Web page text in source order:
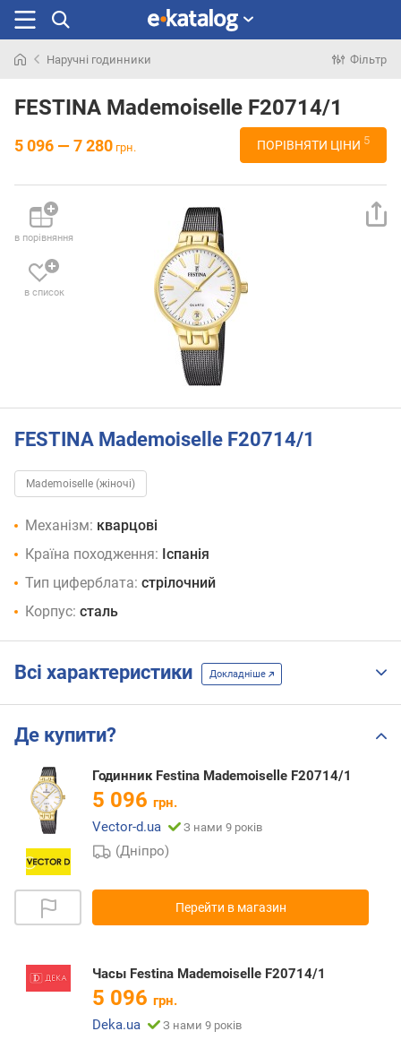
раніше
Наручні годинники Фільтр
FESTINA Mademoiselle F20714/1
5 096 — 7 280 грн. ПОРІВНЯТИ ЦІНИ 5
в порівняння
в список
FESTINA Mademoiselle F20714/1
Mademoiselle (жіночі)
Механізм: кварцові
Країна походження: Іспанія
Тип циферблата: стрілочний
Корпус: сталь
Всі характеристики Докладніше
Де купити?
Годинник Festina Mademoiselle F20714/1
5 096 грн.
Vector-d.ua
З нами 9 років
(Дніпро)
Перейти в магазин
Часы Festina Mademoiselle F20714/1
5 096 грн.
Deka.ua
З нами 9 років